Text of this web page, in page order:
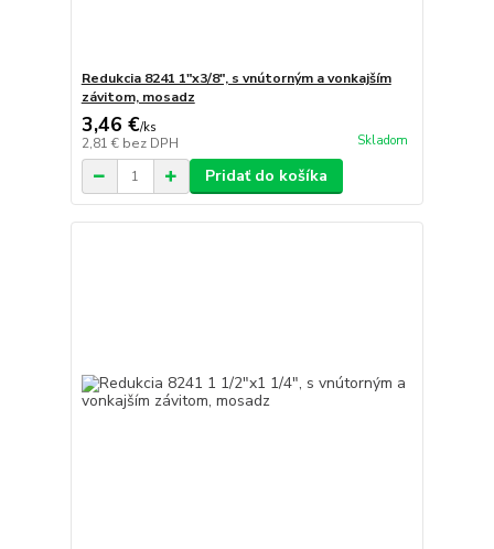
Redukcia 8241 1"x3/8", s vnútorným a vonkajším
závitom, mosadz
3,46 €/ks
2,81 € bez DPH Skladom
Pridať do košíka